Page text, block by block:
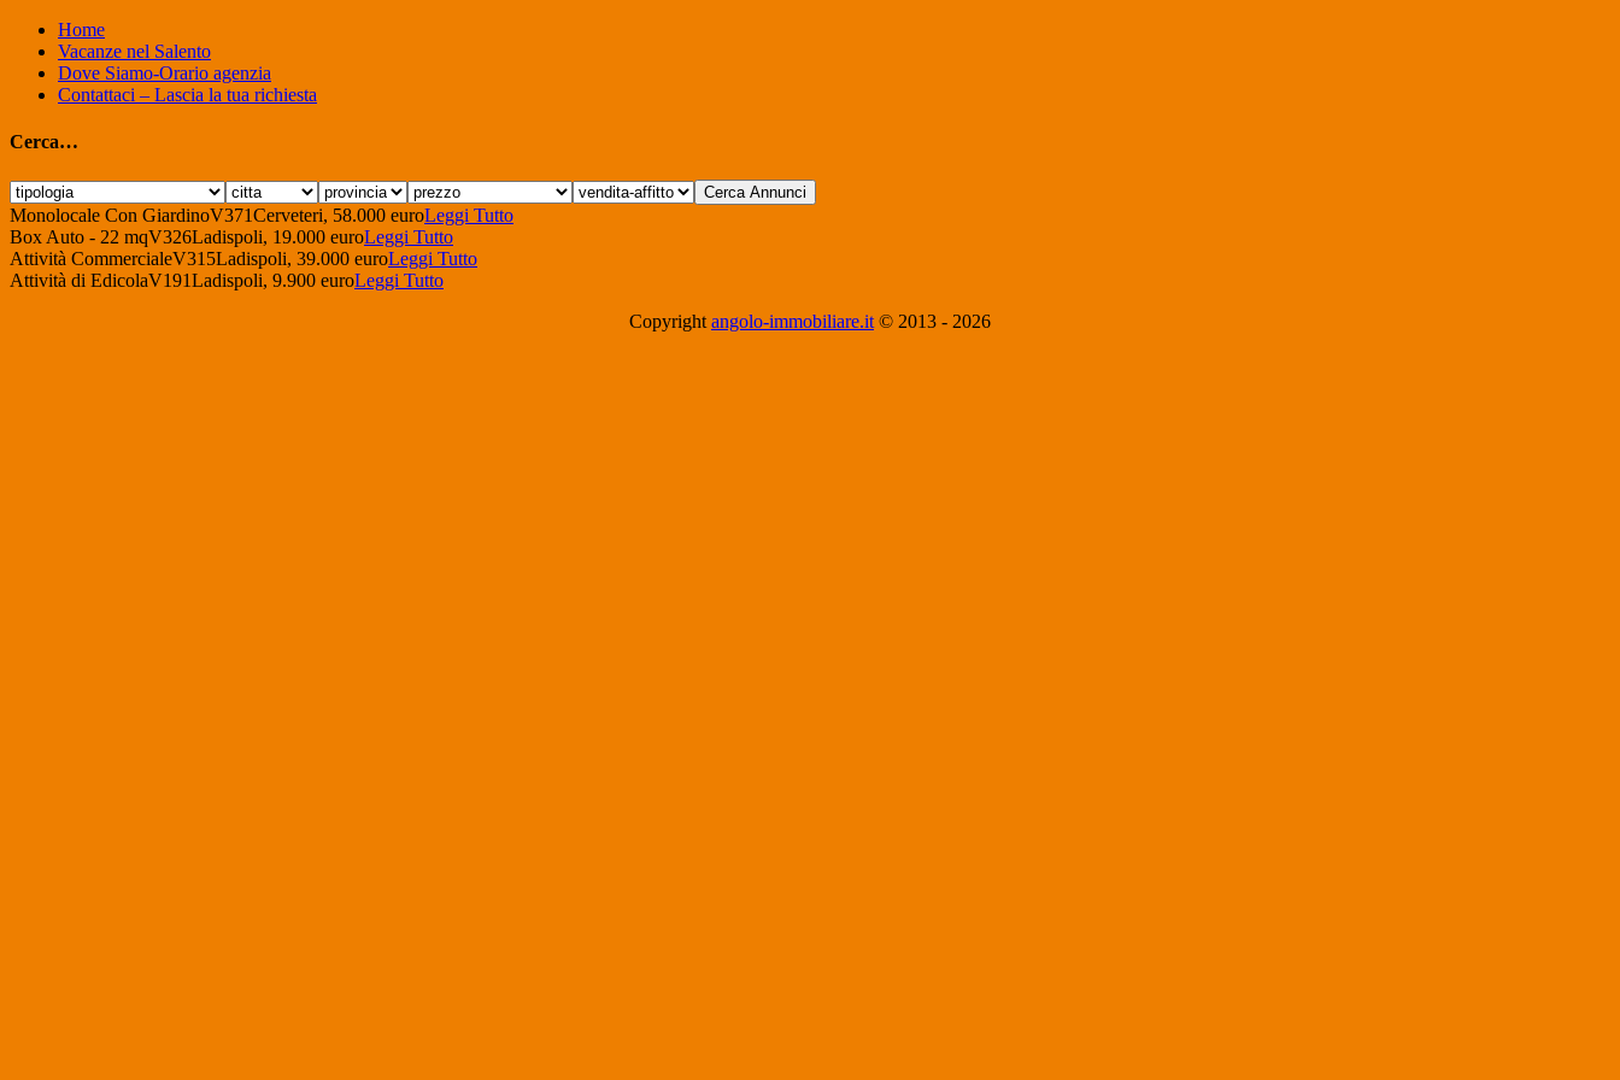
Home
Vacanze nel Salento
Dove Siamo-Orario agenzia
Contattaci – Lascia la tua richiesta
Cerca…
Monolocale Con GiardinoV371Cerveteri, 58.000 euroLeggi Tutto
Box Auto - 22 mqV326Ladispoli, 19.000 euroLeggi Tutto
Attività CommercialeV315Ladispoli, 39.000 euroLeggi Tutto
Attività di EdicolaV191Ladispoli, 9.900 euroLeggi Tutto
Copyright angolo-immobiliare.it © 2013 - 2026